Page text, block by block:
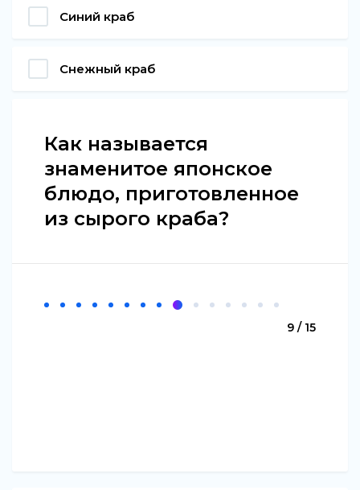
Синий краб
Снежный краб
Как называется
знаменитое японское
блюдо, приготовленное
из сырого краба?
9 / 15